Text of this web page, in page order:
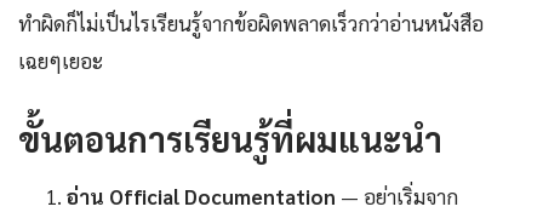
ทำผิดก็ไม่เป็นไรเรียนรู้จากข้อผิดพลาดเร็วกว่าอ่านหนังสือ
เฉยๆเยอะ
ขั้นตอนการเรียนรู้ที่ผมแนะนำ
อ่าน Official Documentation — อย่าเริ่มจาก